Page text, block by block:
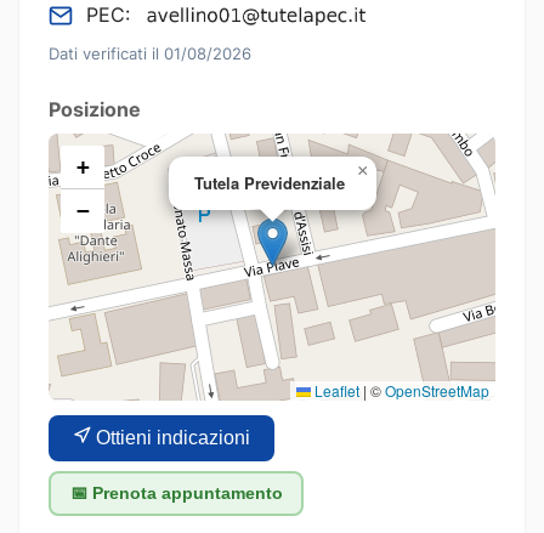
PEC:
Dati verificati il 01/08/2026
Posizione
Tutela Previdenziale
×
+
−
Leaflet | ©OpenStreetMap
Ottieni indicazioni
📅 Prenota appuntamento